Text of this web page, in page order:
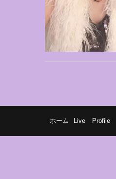
ホーム Live Profile